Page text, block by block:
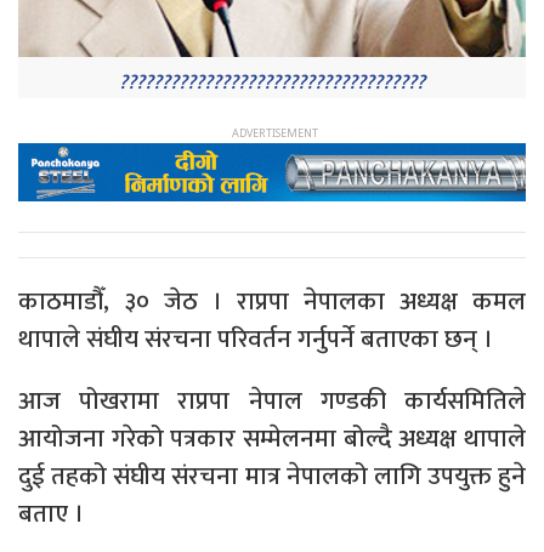
????????????????????????????????????
काठमाडौँ, ३० जेठ । राप्रपा नेपालका अध्यक्ष कमल
थापाले संघीय संरचना परिवर्तन गर्नुपर्ने बताएका छन् ।
आज पोखरामा राप्रपा नेपाल गण्डकी कार्यसमितिले
आयोजना गरेको पत्रकार सम्मेलनमा बोल्दै अध्यक्ष थापाले
दुई तहको संघीय संरचना मात्र नेपालको लागि उपयुक्त हुने
बताए ।